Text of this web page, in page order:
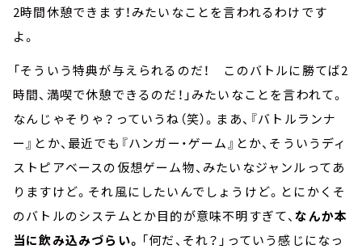
2時間休憩できます！みたいなことを言われるわけです
よ。
「そういう特典が与えられるのだ！ このバトルに勝てば2
時間、満喫で休憩できるのだ！」みたいなことを言われて。
なんじゃそりゃ？っていうね（笑）。まあ、『バトルランナ
ー』とか、最近でも『ハンガー・ゲーム』とか、そういうディ
ストピアベースの仮想ゲーム物、みたいなジャンルってあ
りますけど。それ風にしたいんでしょうけど。とにかくそ
のバトルのシステムとか目的が意味不明すぎて、なんか本
当に飲み込みづらい。 「何だ、それ？」っていう感じになっ